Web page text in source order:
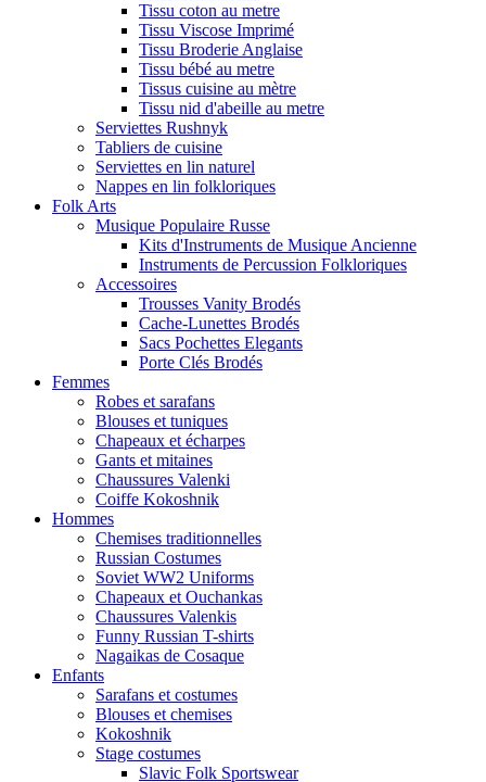
Tissu coton au metre
Tissu Viscose Imprimé
Tissu Broderie Anglaise
Tissu bébé au metre
Tissus cuisine au mètre
Tissu nid d'abeille au metre
Serviettes Rushnyk
Tabliers de cuisine
Serviettes en lin naturel
Nappes en lin folkloriques
Folk Arts
Musique Populaire Russe
Kits d'Instruments de Musique Ancienne
Instruments de Percussion Folkloriques
Accessoires
Trousses Vanity Brodés
Cache-Lunettes Brodés
Sacs Pochettes Elegants
Porte Clés Brodés
Femmes
Robes et sarafans
Blouses et tuniques
Chapeaux et écharpes
Gants et mitaines
Chaussures Valenki
Coiffe Kokoshnik
Hommes
Chemises traditionnelles
Russian Costumes
Soviet WW2 Uniforms
Chapeaux et Ouchankas
Chaussures Valenkis
Funny Russian T-shirts
Nagaikas de Cosaque
Enfants
Sarafans et costumes
Blouses et chemises
Kokoshnik
Stage costumes
Slavic Folk Sportswear